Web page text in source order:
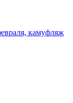
камуфляж